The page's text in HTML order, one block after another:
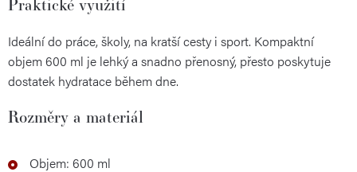
Praktické využití
Ideální do práce, školy, na kratší cesty i sport. Kompaktní
objem 600 ml je lehký a snadno přenosný, přesto poskytuje
dostatek hydratace během dne.
Rozměry a materiál
Objem: 600 ml